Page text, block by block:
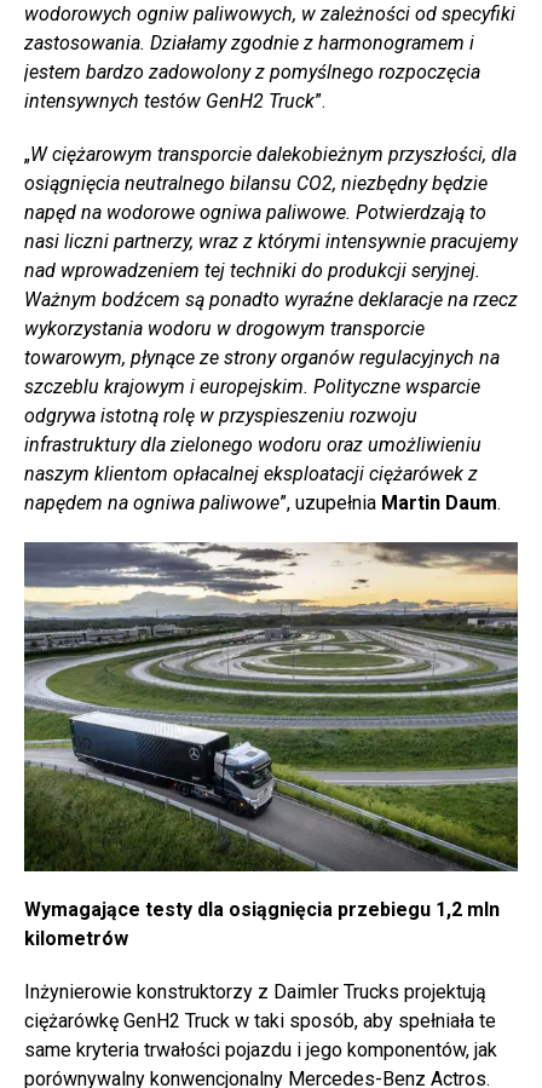
wodorowych ogniw paliwowych, w zależności od specyfiki
zastosowania. Działamy zgodnie z harmonogramem i
jestem bardzo zadowolony z pomyślnego rozpoczęcia
intensywnych testów GenH2 Truck”.
„W ciężarowym transporcie dalekobieżnym przyszłości, dla
osiągnięcia neutralnego bilansu CO2, niezbędny będzie
napęd na wodorowe ogniwa paliwowe. Potwierdzają to
nasi liczni partnerzy, wraz z którymi intensywnie pracujemy
nad wprowadzeniem tej techniki do produkcji seryjnej.
Ważnym bodźcem są ponadto wyraźne deklaracje na rzecz
wykorzystania wodoru w drogowym transporcie
towarowym, płynące ze strony organów regulacyjnych na
szczeblu krajowym i europejskim. Polityczne wsparcie
odgrywa istotną rolę w przyspieszeniu rozwoju
infrastruktury dla zielonego wodoru oraz umożliwieniu
naszym klientom opłacalnej eksploatacji ciężarówek z
napędem na ogniwa paliwowe”, uzupełnia Martin Daum.
Wymagające testy dla osiągnięcia przebiegu 1,2 mln
kilometrów
Inżynierowie konstruktorzy z Daimler Trucks projektują
ciężarówkę GenH2 Truck w taki sposób, aby spełniała te
same kryteria trwałości pojazdu i jego komponentów, jak
porównywalny konwencjonalny Mercedes-Benz Actros.